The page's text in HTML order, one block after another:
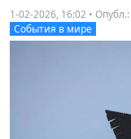
1-02-2026, 16:02 • Опубл.:
События в мире